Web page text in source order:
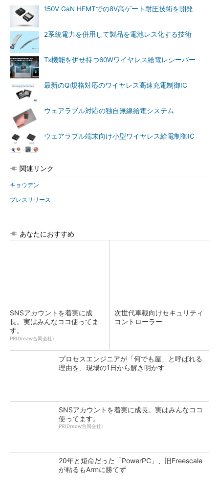
150V GaN HEMTでの8V高ゲート耐圧技術を開発
2系統電力を併用して製品を電池レス化する技術
Tx機能を併せ持つ60Wワイヤレス給電レシーバー
最新のQi規格対応のワイヤレス高速充電制御IC
ウェアラブル対応の独自無線給電システム
ウェアラブル端末向け小型ワイヤレス給電制御IC
関連リンク
キョウデン
プレスリリース
あなたにおすすめ
SNSアカウントを着実に成
長。実はみんなココ使ってま
す。
PR(Dreaw合同会社)
次世代車載向けセキュリティ
コントローラー
プロセスエンジニアが「何でも屋」と呼ばれる
理由を、現場の1日から解き明かす
SNSアカウントを着実に成長。実はみんなココ
使ってます。
PR(Dreaw合同会社)
20年と短命だった「PowerPC」、旧Freescale
が粘るもArmに勝てず